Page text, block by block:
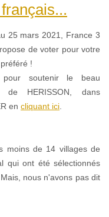
25 mars 2021, France 3
de voter pour votre
!
pour soutenir le beau
de HERISSON, dans
en cliquant ici
moins de 14 villages de
qui ont été sélectionnés
nous n'avons pas dit